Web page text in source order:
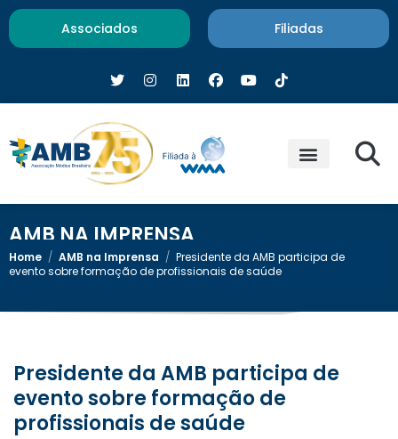
Associados Filiadas
AMB NA IMPRENSA
Home / AMB na Imprensa / Presidente da AMB participa de
evento sobre formação de profissionais de saúde
Presidente da AMB participa de
evento sobre formação de
profissionais de saúde